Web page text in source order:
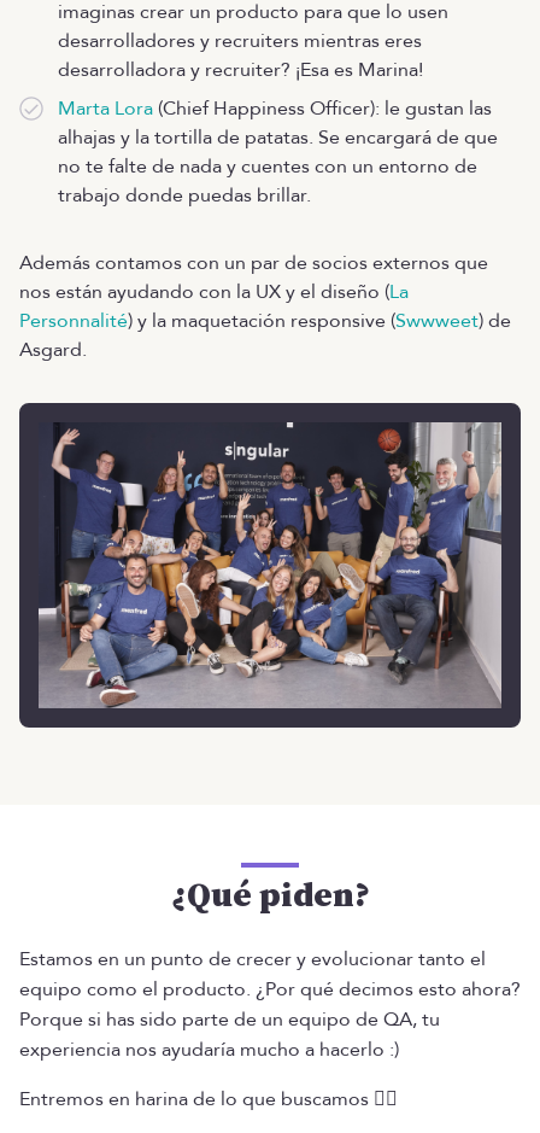
imaginas crear un producto para que lo usen
desarrolladores y recruiters mientras eres
desarrolladora y recruiter? ¡Esa es Marina!
Marta Lora (Chief Happiness Officer): le gustan las
alhajas y la tortilla de patatas. Se encargará de que
no te falte de nada y cuentes con un entorno de
trabajo donde puedas brillar.
Además contamos con un par de socios externos que
nos están ayudando con la UX y el diseño (La
Personnalité) y la maquetación responsive (Swwweet) de
Asgard.
¿Qué piden?
Estamos en un punto de crecer y evolucionar tanto el
equipo como el producto. ¿Por qué decimos esto ahora?
Porque si has sido parte de un equipo de QA, tu
experiencia nos ayudaría mucho a hacerlo :)
Entremos en harina de lo que buscamos 🕵️‍♀️